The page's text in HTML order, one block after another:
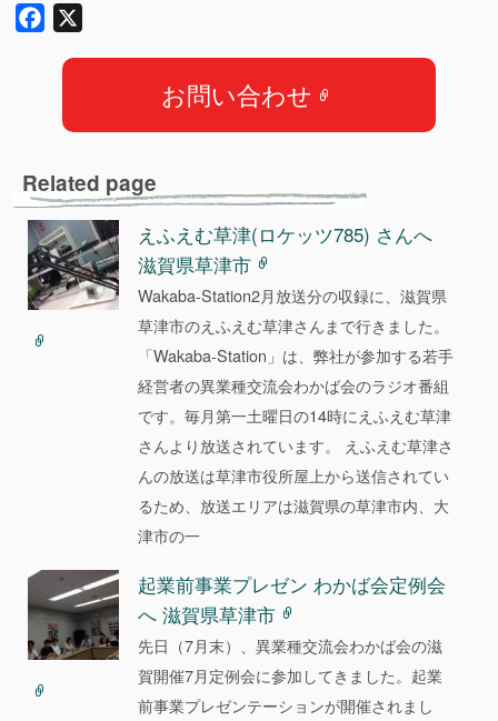
o
k
お問い合わせ
Related page
えふえむ草津(ロケッツ785) さんへ
滋賀県草津市
Wakaba-Station2月放送分の収録に、滋賀県
草津市のえふえむ草津さんまで行きました。
「Wakaba-Station」は、弊社が参加する若手
経営者の異業種交流会わかば会のラジオ番組
です。毎月第一土曜日の14時にえふえむ草津
さんより放送されています。 えふえむ草津さ
んの放送は草津市役所屋上から送信されてい
るため、放送エリアは滋賀県の草津市内、大
津市の一
起業前事業プレゼン わかば会定例会
へ 滋賀県草津市
先日（7月末）、異業種交流会わかば会の滋
賀開催7月定例会に参加してきました。起業
前事業プレゼンテーションが開催されまし